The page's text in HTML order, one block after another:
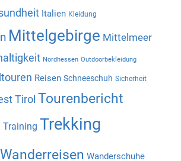
Italien Kleidung
Mittelgebirge Mittelmeer
Nordhessen Outdoorbekleidung
Reisen Schneeschuh Sicherheit
Tirol Tourenbericht
Training Trekking
Wanderreisen Wanderschuhe